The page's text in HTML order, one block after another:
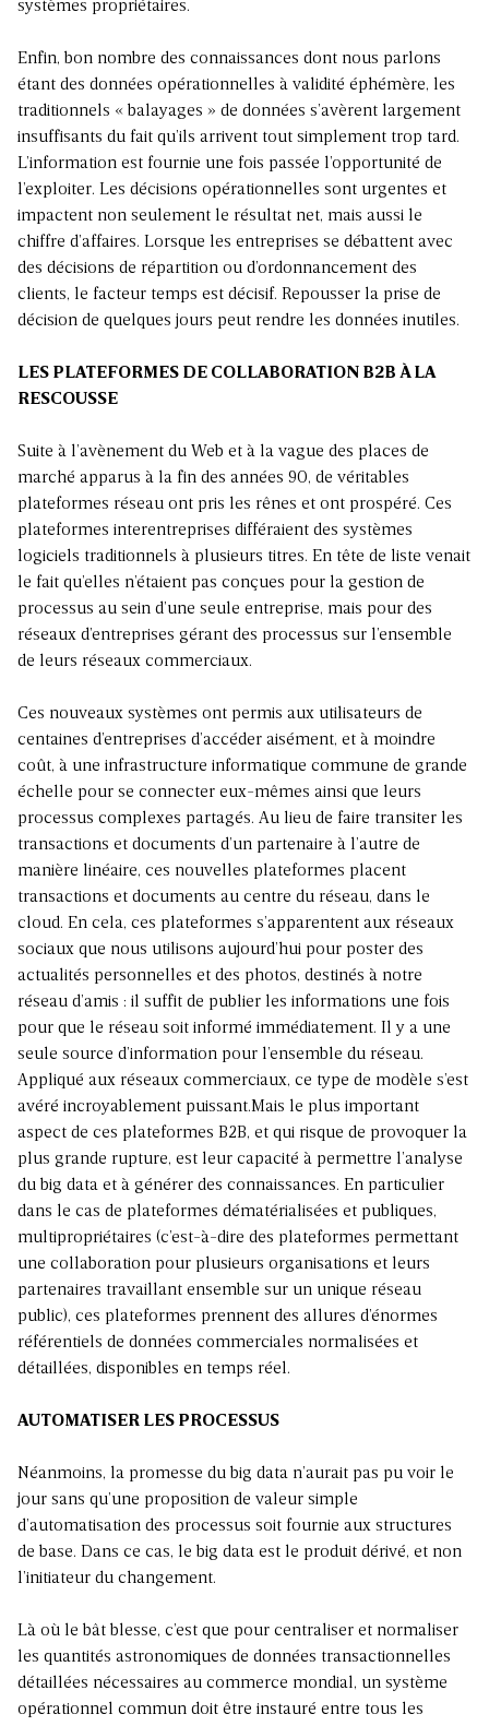
systèmes propriétaires.
Enfin, bon nombre des connaissances dont nous parlons
étant des données opérationnelles à validité éphémère, les
traditionnels « balayages » de données s’avèrent largement
insuffisants du fait qu’ils arrivent tout simplement trop tard.
L’information est fournie une fois passée l’opportunité de
l’exploiter. Les décisions opérationnelles sont urgentes et
impactent non seulement le résultat net, mais aussi le
chiffre d’affaires. Lorsque les entreprises se débattent avec
des décisions de répartition ou d’ordonnancement des
clients, le facteur temps est décisif. Repousser la prise de
décision de quelques jours peut rendre les données inutiles.
LES PLATEFORMES DE COLLABORATION B2B À LA
RESCOUSSE
Suite à l’avènement du Web et à la vague des places de
marché apparus à la fin des années 90, de véritables
plateformes réseau ont pris les rênes et ont prospéré. Ces
plateformes interentreprises différaient des systèmes
logiciels traditionnels à plusieurs titres. En tête de liste venait
le fait qu’elles n’étaient pas conçues pour la gestion de
processus au sein d’une seule entreprise, mais pour des
réseaux d’entreprises gérant des processus sur l’ensemble
de leurs réseaux commerciaux.
Ces nouveaux systèmes ont permis aux utilisateurs de
centaines d’entreprises d’accéder aisément, et à moindre
coût, à une infrastructure informatique commune de grande
échelle pour se connecter eux-mêmes ainsi que leurs
processus complexes partagés. Au lieu de faire transiter les
transactions et documents d’un partenaire à l’autre de
manière linéaire, ces nouvelles plateformes placent
transactions et documents au centre du réseau, dans le
cloud. En cela, ces plateformes s’apparentent aux réseaux
sociaux que nous utilisons aujourd’hui pour poster des
actualités personnelles et des photos, destinés à notre
réseau d’amis : il suffit de publier les informations une fois
pour que le réseau soit informé immédiatement. Il y a une
seule source d’information pour l’ensemble du réseau.
Appliqué aux réseaux commerciaux, ce type de modèle s’est
avéré incroyablement puissant.Mais le plus important
aspect de ces plateformes B2B, et qui risque de provoquer la
plus grande rupture, est leur capacité à permettre l’analyse
du big data et à générer des connaissances. En particulier
dans le cas de plateformes dématérialisées et publiques,
multipropriétaires (c’est-à-dire des plateformes permettant
une collaboration pour plusieurs organisations et leurs
partenaires travaillant ensemble sur un unique réseau
public), ces plateformes prennent des allures d’énormes
référentiels de données commerciales normalisées et
détaillées, disponibles en temps réel.
AUTOMATISER LES PROCESSUS
Néanmoins, la promesse du big data n’aurait pas pu voir le
jour sans qu’une proposition de valeur simple
d’automatisation des processus soit fournie aux structures
de base. Dans ce cas, le big data est le produit dérivé, et non
l’initiateur du changement.
Là où le bât blesse, c’est que pour centraliser et normaliser
les quantités astronomiques de données transactionnelles
détaillées nécessaires au commerce mondial, un système
opérationnel commun doit être instauré entre tous les